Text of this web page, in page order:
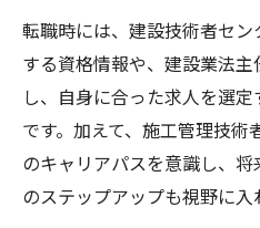
転職時には、建設技術者セ
する資格情報や、建設業法
し、自身に合った求人を選
です。加えて、施工管理技
のキャリアパスを意識し、
のステップアップも視野に入